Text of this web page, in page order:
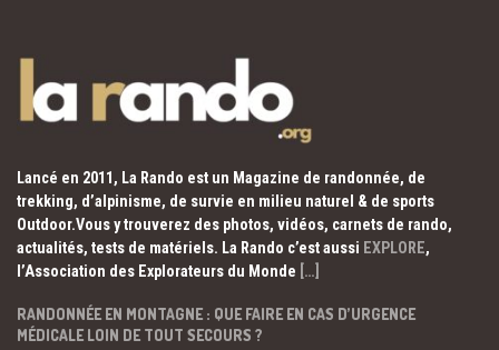
Lancé en 2011, La Rando est un Magazine de randonnée, de
trekking, d’alpinisme, de survie en milieu naturel & de sports
Outdoor.Vous y trouverez des photos, vidéos, carnets de rando,
actualités, tests de matériels. La Rando c’est aussi EXPLORE,
l’Association des Explorateurs du Monde […]
RANDONNÉE EN MONTAGNE : QUE FAIRE EN CAS D’URGENCE
MÉDICALE LOIN DE TOUT SECOURS ?